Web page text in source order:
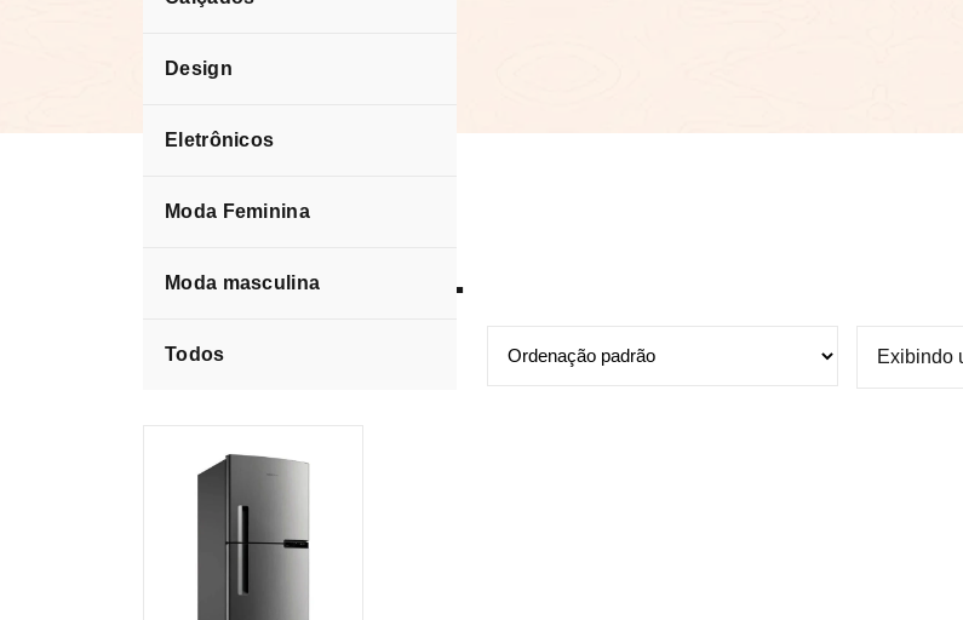
Design
Eletrônicos
Moda Feminina
Moda masculina
Todos
Duplex 375L
Exibindo